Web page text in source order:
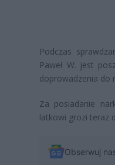
Podczas
Paweł W. jest
doprowadzenia do
Za posiadanie
latkowi grozi teraz
Obserwuj